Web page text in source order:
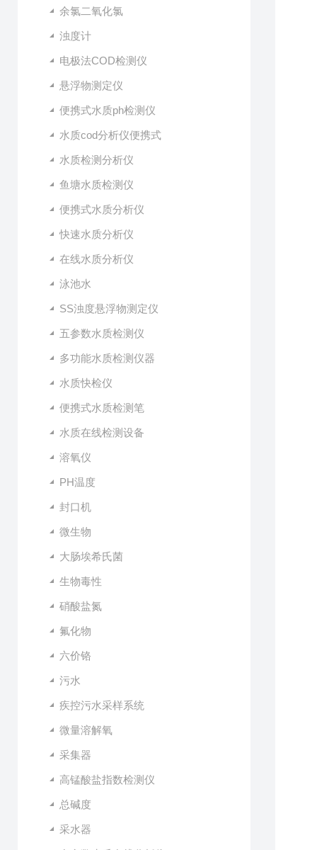
余氯二氧化氯
浊度计
电极法COD检测仪
悬浮物测定仪
便携式水质ph检测仪
水质cod分析仪便携式
水质检测分析仪
鱼塘水质检测仪
便携式水质分析仪
快速水质分析仪
在线水质分析仪
泳池水
SS浊度悬浮物测定仪
五参数水质检测仪
多功能水质检测仪器
水质快检仪
便携式水质检测笔
水质在线检测设备
溶氧仪
PH温度
封口机
微生物
大肠埃希氏菌
生物毒性
硝酸盐氮
氟化物
六价铬
污水
疾控污水采样系统
微量溶解氧
采集器
高锰酸盐指数检测仪
总碱度
采水器